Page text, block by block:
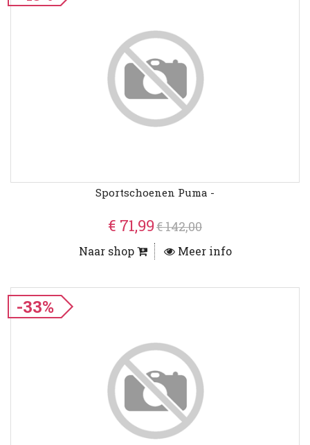
Sportschoenen Puma -
€ 71,99€ 142,00
Naar shop Meer info
-33%